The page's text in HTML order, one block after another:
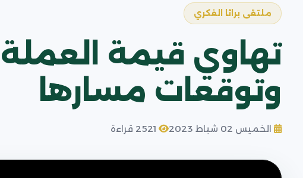
ملتقى براثا الفكري
تهاوي قيمة العملة
وتوقعات مسارها
الخميس 02 شباط 2023